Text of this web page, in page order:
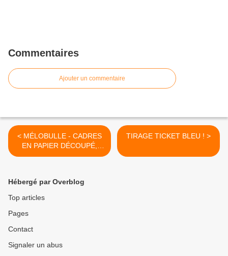
Commentaires
Ajouter un commentaire
< MÉLOBULLE - CADRES
EN PAPIER DÉCOUPÉ,
ACCESSOIRES & OBJETS
TIRAGE TICKET BLEU ! >
Hébergé par Overblog
Top articles
Pages
Contact
Signaler un abus